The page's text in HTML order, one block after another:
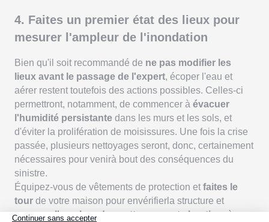
4. Faites un premier état des lieux pour
mesurer l'ampleur de l'inondation
Bien qu'il soit recommandé de ne pas modifier les
lieux avant le passage de l'expert, écoper l'eau et
aérer restent toutefois des actions possibles. Celles-ci
permettront, notamment, de commencer à évacuer
l'humidité persistante dans les murs et les sols, et
d'éviter la prolifération de moisissures. Une fois la crise
passée, plusieurs nettoyages seront, donc, certainement
nécessaires pour venirà bout des conséquences du
sinistre.
Équipez-vous de vêtements de protection et faites le
tour de votre maison pour envérifierla structure et
mesurer l'ampleur des nettoyages et chantiersà